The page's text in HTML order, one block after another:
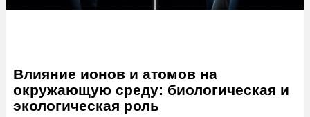
Влияние ионов и атомов на
окружающую среду: биологическая и
экологическая роль